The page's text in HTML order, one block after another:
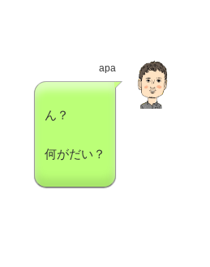
apa
ん？
何がだい？